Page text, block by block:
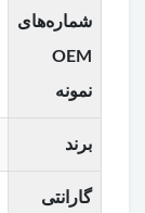
شماره‌های
OEM
نمونه
برند
گارانتی